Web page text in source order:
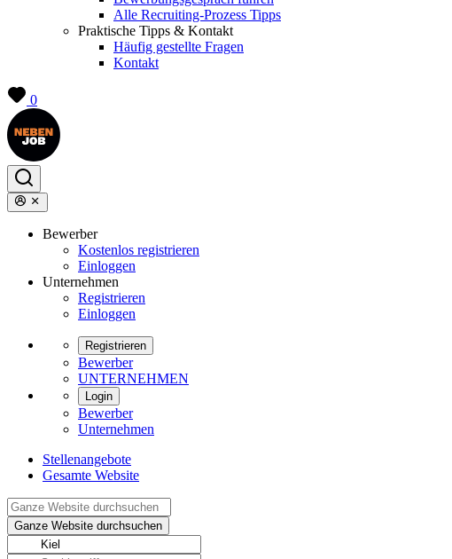
Alle Recruiting-Prozess Tipps
Praktische Tipps & Kontakt
Häufig gestellte Fragen
Kontakt
0
Bewerber
Kostenlos registrieren
Einloggen
Unternehmen
Registrieren
Einloggen
Registrieren
Bewerber
UNTERNEHMEN
Login
Bewerber
Unternehmen
Stellenangebote
Gesamte Website